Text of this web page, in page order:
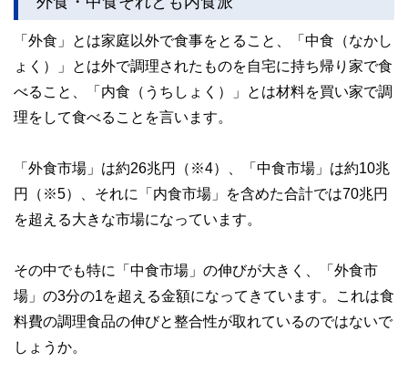
「外食」とは家庭以外で食事をとること、「中食（なかし
ょく）」とは外で調理されたものを自宅に持ち帰り家で食
べること、「内食（うちしょく）」とは材料を買い家で調
理をして食べることを言います。
「外食市場」は約26兆円（※4）、「中食市場」は約10兆
円（※5）、それに「内食市場」を含めた合計では70兆円
を超える大きな市場になっています。
その中でも特に「中食市場」の伸びが大きく、「外食市
場」の3分の1を超える金額になってきています。これは食
料費の調理食品の伸びと整合性が取れているのではないで
しょうか。